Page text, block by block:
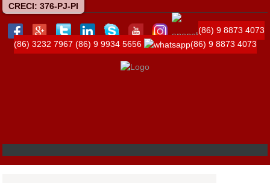
CRECI: 376-PJ-PI
(86) 9 8873 4073
(86) 3232 7967 (86) 9 9934 5656 (86) 9 8873 4073